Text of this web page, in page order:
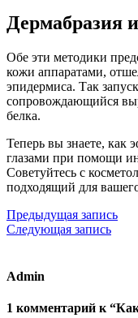
Дермабразия
Обе эти методики
кожи аппаратами,
эпидермиса. Так
сопровождающийся
белка.
Теперь вы знаете, как
глазами при помощи
Советуйтесь с
подходящий для
Предыдущая запись
Следующая запись
Admin
1 комментарий к “